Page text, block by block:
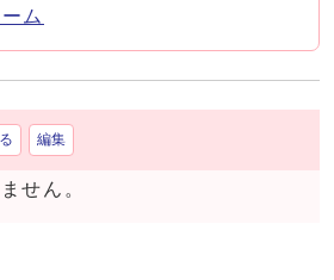
ム
編集
せん。